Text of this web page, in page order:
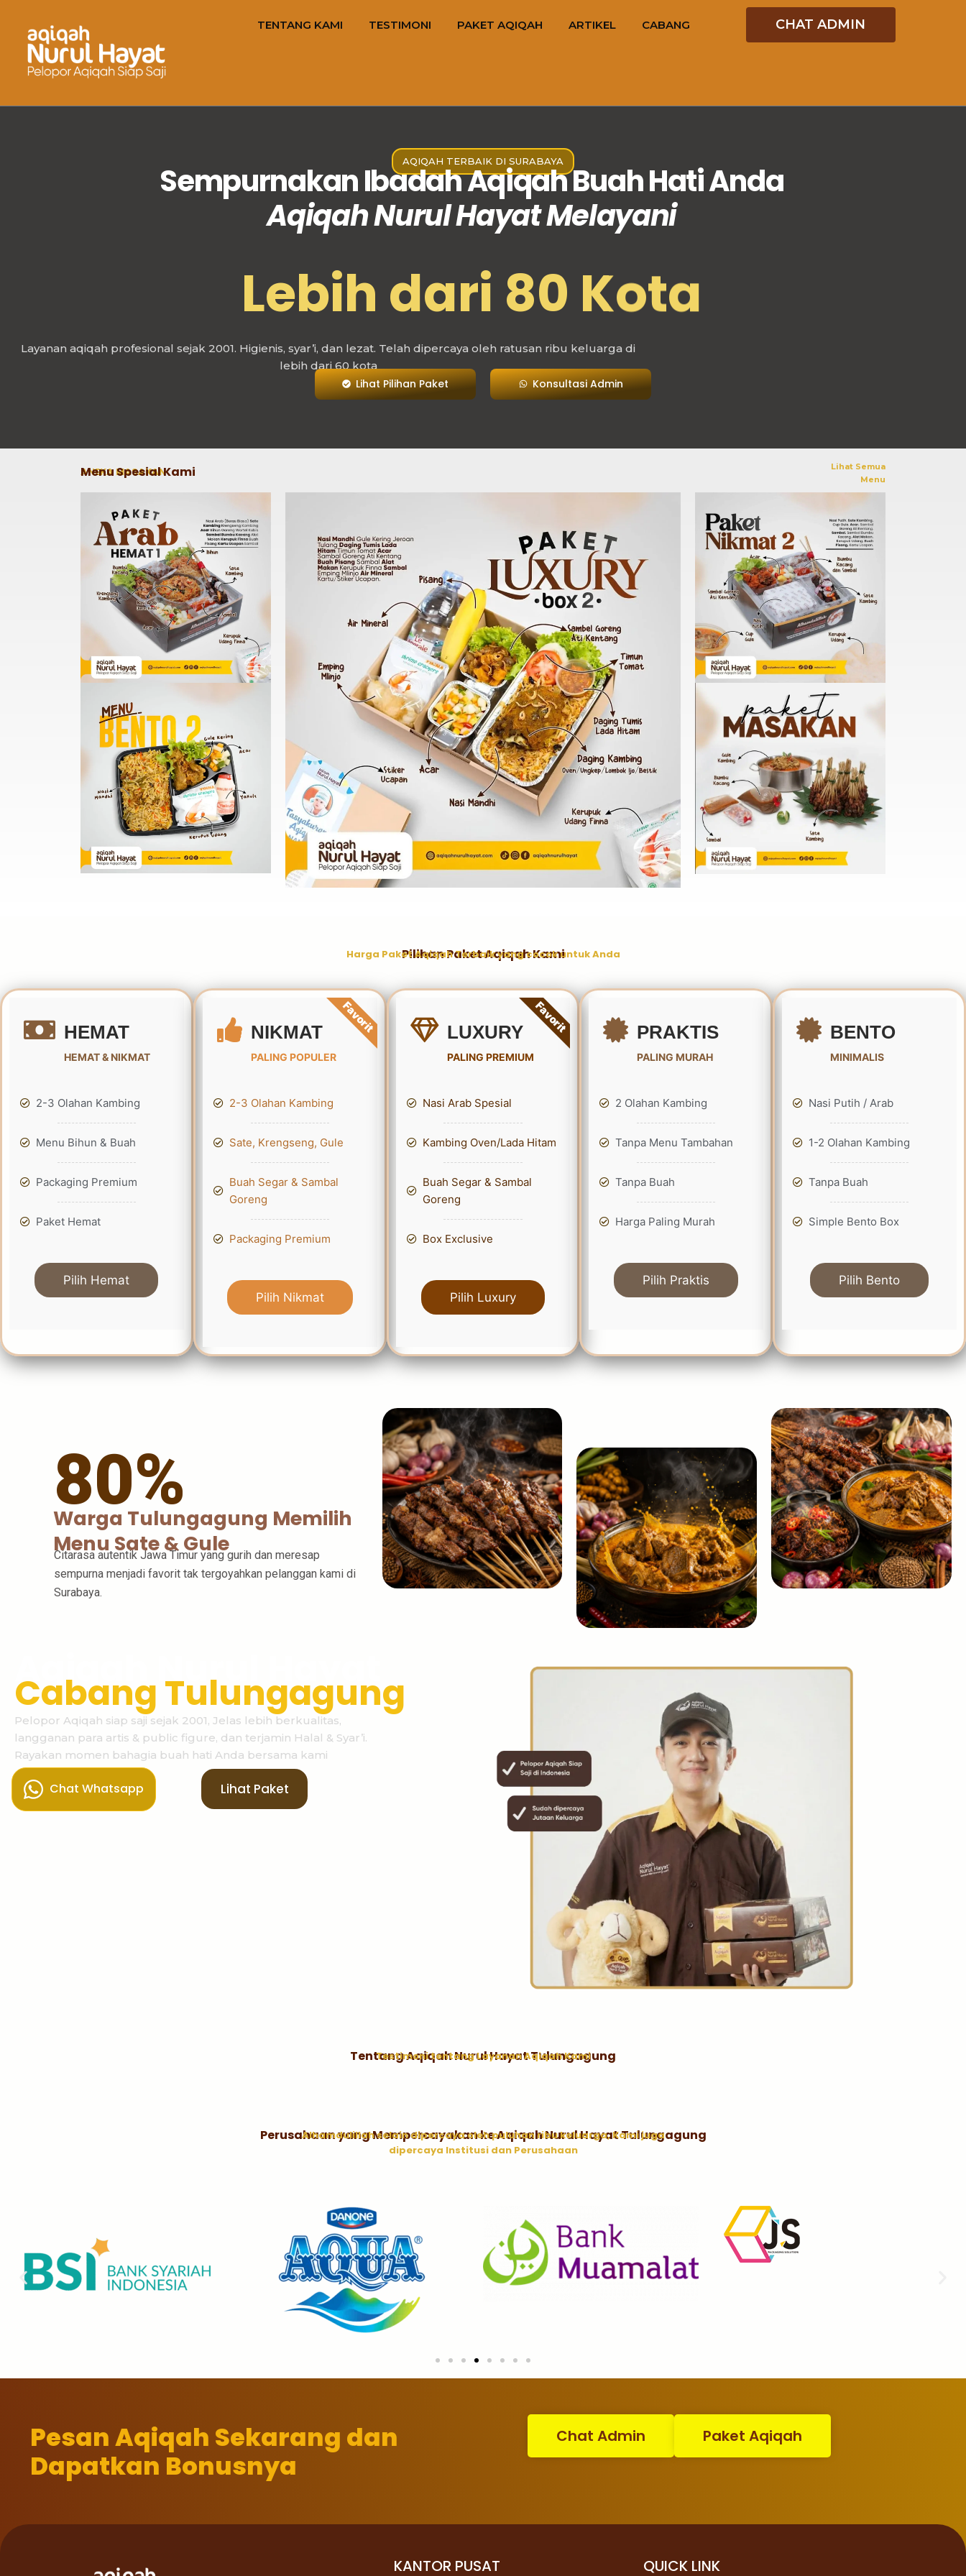
TENTANG KAMI TESTIMONI PAKET AQIQAH ARTIKEL CABANG CHAT ADMIN
AQIQAH TERBAIK DI SURABAYA
Sempurnakan Ibadah Aqiqah Buah Hati Anda
Aqiqah Nurul Hayat Melayani
Lebih dari 80 Kota
Layanan aqiqah profesional sejak 2001. Higienis, syar’i, dan lezat. Telah dipercaya oleh ratusan ribu keluarga di
lebih dari 60 kota
Lihat Pilihan Paket Konsultasi Admin
ANEKA MASAKAN
Menu Spesial Kami
Lihat Semua
Menu
Pilihan Paket Aqiqah Kami
Harga Paket Aqiqah Terbaik yang cocok untuk Anda
HEMAT
HEMAT & NIKMAT
2-3 Olahan Kambing
Menu Bihun & Buah
Packaging Premium
Paket Hemat
Pilih Hemat
NIKMAT
PALING POPULER
2-3 Olahan Kambing
Sate, Krengseng, Gule
Buah Segar & Sambal
Goreng
Packaging Premium
Pilih Nikmat
Favorit LUXURY
PALING PREMIUM
Nasi Arab Spesial
Kambing Oven/Lada Hitam
Buah Segar & Sambal
Goreng
Box Exclusive
Pilih Luxury
Favorit PRAKTIS
PALING MURAH
2 Olahan Kambing
Tanpa Menu Tambahan
Tanpa Buah
Harga Paling Murah
Pilih Praktis
BENTO
MINIMALIS
Nasi Putih / Arab
1-2 Olahan Kambing
Tanpa Buah
Simple Bento Box
Pilih Bento
80%
Warga Tulungagung Memilih
Menu Sate & Gule
Citarasa autentik Jawa Timur yang gurih dan meresap
sempurna menjadi favorit tak tergoyahkan pelanggan kami di
Surabaya.
Aqiqah Nurul Hayat
Cabang Tulungagung
Pelopor Aqiqah siap saji sejak 2001, Jelas lebih berkualitas,
langganan para artis & public figure, dan terjamin Halal & Syar’i.
Rayakan momen bahagia buah hati Anda bersama kami
Chat Whatsapp Lihat Paket
Tentang Aqiqah Nurul Hayat Tulungagung
Testimoni tentang Layanan Aqiqah Kami
Perusahaan yang Mempercayakan ke Aqiqah Nurul Hayat Tulungagung
Alhamdulillah selain dipercaya oleh puluhan ribu keluarga, Kami juga
dipercaya Institusi dan Perusahaan
Pesan Aqiqah Sekarang dan
Dapatkan Bonusnya
Chat Admin Paket Aqiqah
KANTOR PUSAT QUICK LINK